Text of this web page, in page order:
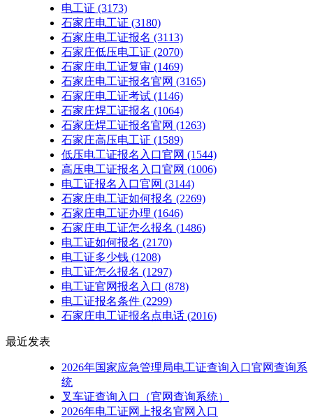
电工证 (3173)
石家庄电工证 (3180)
石家庄电工证报名 (3113)
石家庄低压电工证 (2070)
石家庄电工证复审 (1469)
石家庄电工证报名官网 (3165)
石家庄电工证考试 (1146)
石家庄焊工证报名 (1064)
石家庄焊工证报名官网 (1263)
石家庄高压电工证 (1589)
低压电工证报名入口官网 (1544)
高压电工证报名入口官网 (1006)
电工证报名入口官网 (3144)
石家庄电工证如何报名 (2269)
石家庄电工证办理 (1646)
石家庄电工证怎么报名 (1486)
电工证如何报名 (2170)
电工证多少钱 (1208)
电工证怎么报名 (1297)
电工证官网报名入口 (878)
电工证报名条件 (2299)
石家庄电工证报名点电话 (2016)
最近发表
2026年国家应急管理局电工证查询入口官网查询系
统
叉车证查询入口（官网查询系统）
2026年电工证网上报名官网入口